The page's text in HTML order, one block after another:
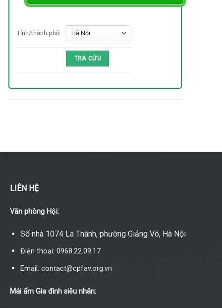
Tỉnh/thành phố
LIÊN HỆ
Văn phòng Hội:
Số nhà 1074 La Thành, phường Giảng Võ, Hà Nội
Điện thoại: 0968.22.09.17
Email: contact@cpfav.org.vn
Mái ấm Gia đình siêu nhân: